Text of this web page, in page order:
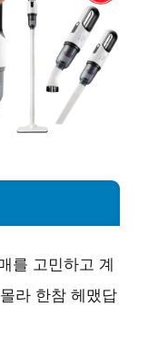
를 고민하고 계
라 한참 헤맸답